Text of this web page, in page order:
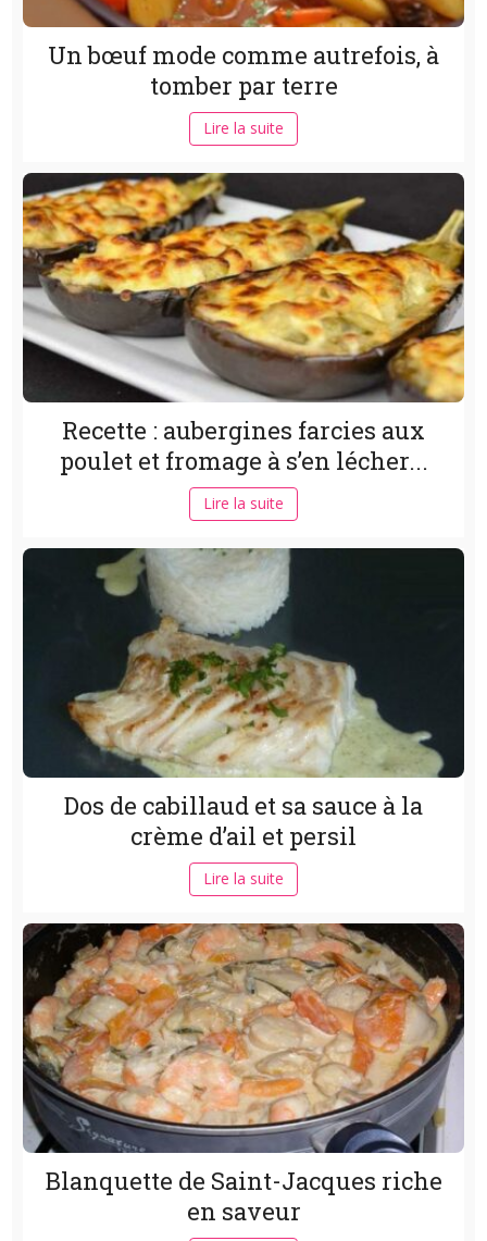
Un bœuf mode comme autrefois, à
tomber par terre
Lire la suite
Recette : aubergines farcies aux
poulet et fromage à s’en lécher...
Lire la suite
Dos de cabillaud et sa sauce à la
crème d’ail et persil
Lire la suite
Blanquette de Saint-Jacques riche
en saveur